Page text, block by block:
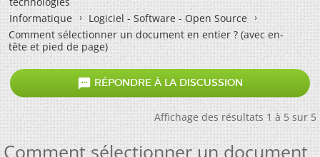
Informatique
Logiciel - Software - Open Source
Comment sélectionner un document en entier ? (avec en-
tête et pied de page)
 RÉPONDRE À LA DISCUSSION
Affichage des résultats 1 à 5 sur 5
Comment sélectionner un document